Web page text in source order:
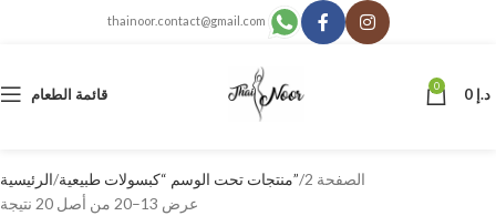
thainoor.contact@gmail.com
قائمة الطعام 0 د.إ
الرئيسية منتجات تحت الوسم “كبسولات طبيعية”
الصفحة 2
عرض 13–20 من أصل 20 نتيجة